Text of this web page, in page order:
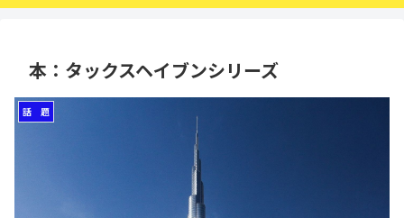
本：タックスヘイブンシリーズ
話 題